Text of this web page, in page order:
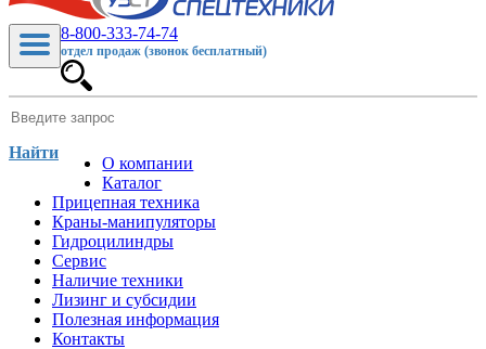
8-800-333-74-74
отдел продаж (звонок бесплатный)
Найти
О компании
Каталог
Прицепная техника
Краны-манипуляторы
Гидроцилиндры
Сервис
Наличие техники
Лизинг и субсидии
Полезная информация
Контакты